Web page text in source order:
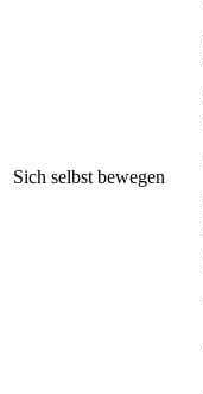
Sich selbst bewegen